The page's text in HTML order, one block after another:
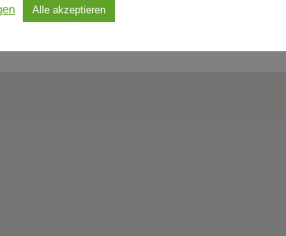
in der AEG-Halle gegen den VG Elmshorn statt.
Alle akzeptieren